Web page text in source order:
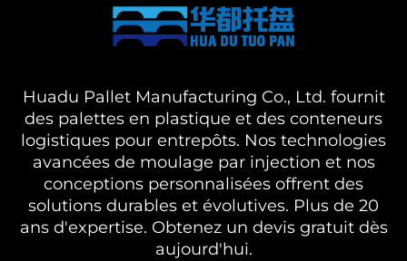
Huadu Pallet Manufacturing Co., Ltd. fournit
des palettes en plastique et des conteneurs
logistiques pour entrepôts. Nos technologies
avancées de moulage par injection et nos
conceptions personnalisées offrent des
solutions durables et évolutives. Plus de 20
ans d'expertise. Obtenez un devis gratuit dès
aujourd'hui.